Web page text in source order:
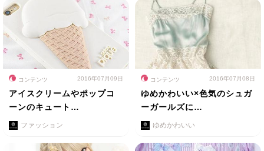
コンテンツ 2016年07月09日
アイスクリームやポップコ
ーンのキュート…
ファッション
コンテンツ 2016年07月08日
ゆめかわいい×色気のシュガ
ーガールズに…
ゆめかわいい